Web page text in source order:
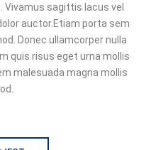
sagittis lacus vel
auctor.Etiam porta sem
Donec ullamcorper nulla
quis risus eget urna mollis
malesuada magna mollis